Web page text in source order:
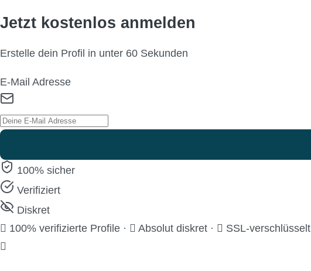
Jetzt kostenlos anmelden
Erstelle dein Profil in unter 60 Sekunden
E-Mail Adresse
100% sicher
Verifiziert
Diskret
100% verifizierte Profile · Absolut diskret · SSL-verschlüsselt